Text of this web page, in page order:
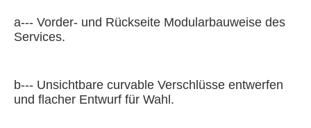
a--- Vorder- und Rückseite Modularbauweise des
Services.
b--- Unsichtbare curvable Verschlüsse entwerfen
und flacher Entwurf für Wahl.